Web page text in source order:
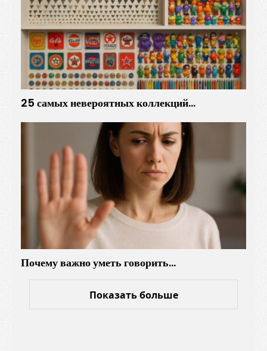
25 самых невероятных коллекций…
Почему важно уметь говорить…
Показать больше